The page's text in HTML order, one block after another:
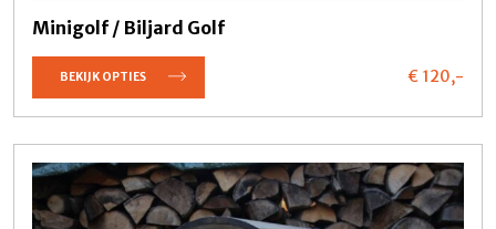
Minigolf / Biljard Golf
BEKIJK OPTIES € 120,-